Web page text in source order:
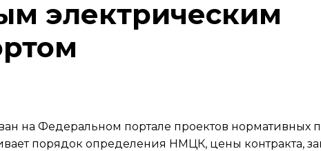
электрическим
на Федеральном портале проектов нормативных
порядок определения НМЦК, цены контракта,